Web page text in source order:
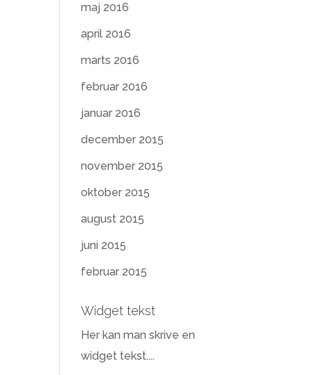
maj 2016
april 2016
marts 2016
februar 2016
januar 2016
december 2015
november 2015
oktober 2015
august 2015
juni 2015
februar 2015
Widget tekst
Her kan man skrive en
widget tekst....